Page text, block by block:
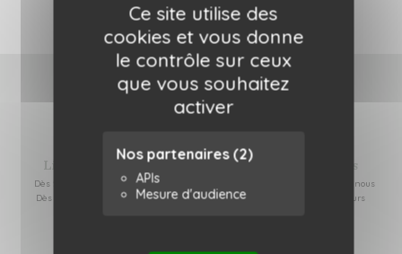
Ce site utilise des
cookies et vous donne
le contrôle sur ceux
que vous souhaitez
activer
Nos partenaires (2)
APIs
Mesure d'audience
Livraison offerte
Dès 59€ d'achat en relais colis
Dès 100€ d'achat par colissimo
Colis responsables
Réutilisation de cartons que nous
recevons de nos fournisseurs